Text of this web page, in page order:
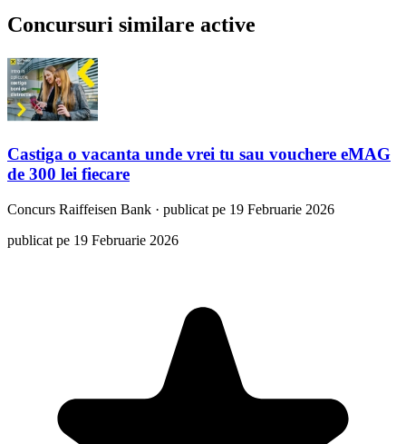
Concursuri similare active
Castiga o vacanta unde vrei tu sau vouchere eMAG
de 300 lei fiecare
Concurs Raiffeisen Bank · publicat pe 19 Februarie 2026
publicat pe 19 Februarie 2026